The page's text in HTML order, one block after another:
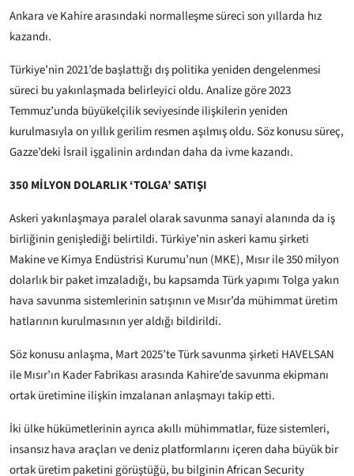
Ankara ve Kahire arasındaki normalleşme süreci son yıllarda hız
kazandı.
Türkiye’nin 2021’de başlattığı dış politika yeniden dengelenmesi
süreci bu yakınlaşmada belirleyici oldu. Analize göre 2023
Temmuz’unda büyükelçilik seviyesinde ilişkilerin yeniden
kurulmasıyla on yıllık gerilim resmen aşılmış oldu. Söz konusu süreç,
Gazze’deki İsrail işgalinin ardından daha da ivme kazandı.
350 MİLYON DOLARLIK ‘TOLGA’ SATIŞI
Askeri yakınlaşmaya paralel olarak savunma sanayi alanında da iş
birliğinin genişlediği belirtildi. Türkiye’nin askeri kamu şirketi
Makine ve Kimya Endüstrisi Kurumu’nun (MKE), Mısır ile 350 milyon
dolarlık bir paket imzaladığı, bu kapsamda Türk yapımı Tolga yakın
hava savunma sistemlerinin satışının ve Mısır’da mühimmat üretim
hatlarının kurulmasının yer aldığı bildirildi.
Söz konusu anlaşma, Mart 2025’te Türk savunma şirketi HAVELSAN
ile Mısır’ın Kader Fabrikası arasında Kahire’de savunma ekipmanı
ortak üretimine ilişkin imzalanan anlaşmayı takip etti.
İki ülke hükümetlerinin ayrıca akıllı mühimmatlar, füze sistemleri,
insansız hava araçları ve deniz platformlarını içeren daha büyük bir
ortak üretim paketini görüştüğü, bu bilginin African Security